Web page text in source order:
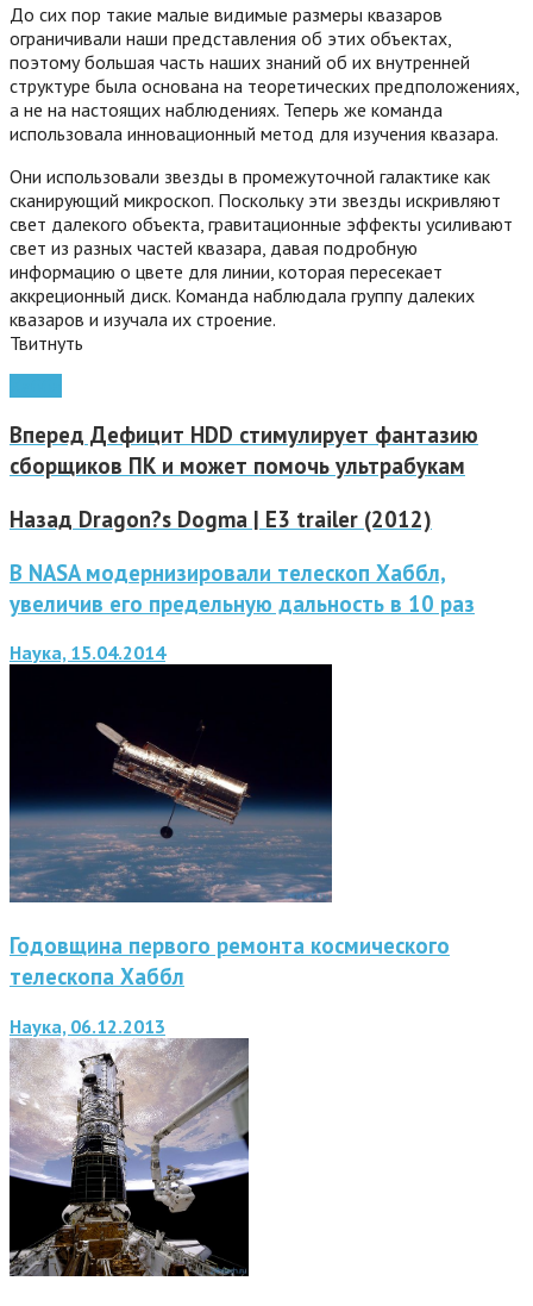
До сих пор такие малые видимые размеры квазаров
ограничивали наши представления об этих объектах,
поэтому большая часть наших знаний об их внутренней
структуре была основана на теоретических предположениях,
а не на настоящих наблюдениях. Теперь же команда
использовала инновационный метод для изучения квазара.
Они использовали звезды в промежуточной галактике как
сканирующий микроскоп. Поскольку эти звезды искривляют
свет далекого объекта, гравитационные эффекты усиливают
свет из разных частей квазара, давая подробную
информацию о цвете для линии, которая пересекает
аккреционный диск. Команда наблюдала группу далеких
квазаров и изучала их строение.
Твитнуть
Вперед Дефицит HDD стимулирует фантазию
сборщиков ПК и может помочь ультрабукам
Назад Dragon?s Dogma | E3 trailer (2012)
В NASA модернизировали телескоп Хаббл,
увеличив его предельную дальность в 10 раз
Наука, 15.04.2014
Годовщина первого ремонта космического
телескопа Хаббл
Наука, 06.12.2013